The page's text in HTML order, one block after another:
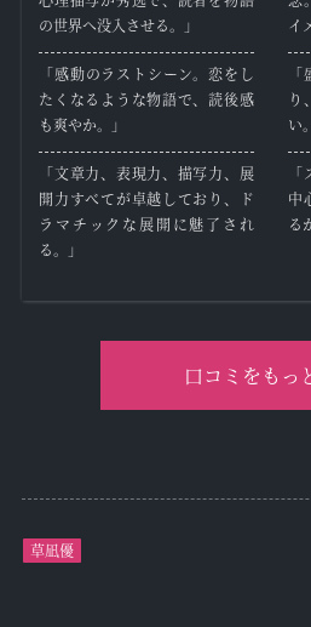
の世界へ没入させる。」
「感動のラストシーン。恋をし
たくなるような物語で、読後感
も爽やか。」
「文章力、表現力、描写力、展
開力すべてが卓越しており、ド
ラマチックな展開に魅了され
る。」
イ
り
い
中
る
口コミをもっ
草凪優